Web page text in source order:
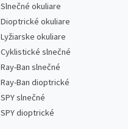
Slnečné okuliare
Dioptrické okuliare
Lyžiarske okuliare
Cyklistické slnečné
Ray-Ban slnečné
Ray-Ban dioptrické
SPY slnečné
SPY dioptrické